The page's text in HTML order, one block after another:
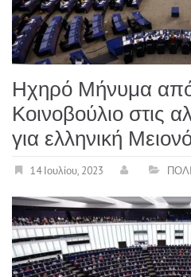
Ηχηρό Μήνυμα
Κοινοβούλιο στις
για ελληνική
14 Ιουλίου, 2023